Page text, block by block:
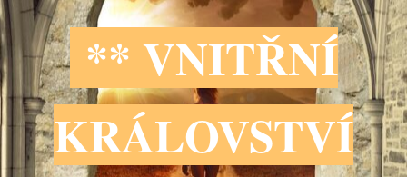
** VNITŘNÍ
KRÁLOVSTVÍ